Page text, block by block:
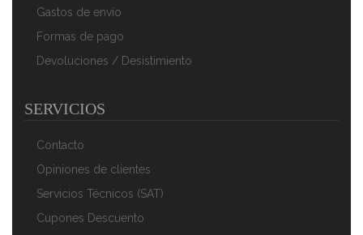
Gastos de envío
Formas de pago
Devoluciones / Desistimiento
SERVICIOS
Contacto
Opiniones de clientes
Servicios Técnicos (SAT)
Cupones Descuento